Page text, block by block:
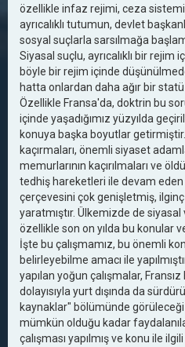
özellikle infaz rejimi, ceza
ayrıcalıklı tutumun, devlet
sosyal suçlarla sarsılmağa
Siyasal suçlu, ayrıcalıklı bir rejim
böyle bir rejim içinde
hatta onlardan daha ağır bir statü
Özellikle Fransa'da, doktrin bu
içinde yaşadığımız yüzyılda
konuya başka boyutlar
kaçırmaları, önemli siyaset
memurlarının kaçırılmaları ve
tedhiş hareketleri ile devam
çerçevesini çok genişletmiş,
yaratmıştır. Ülkemizde de
özellikle son on yılda bu konular
İşte bu çalışmamız, bu önemli
belirleyebilme amacı ile
yapılan yoğun çalışmalar,
dolayısıyla yurt dışında da
kaynaklar" bölümünde görüleceği
mümkün olduğu kadar
çalışması yapılmış ve konu ile